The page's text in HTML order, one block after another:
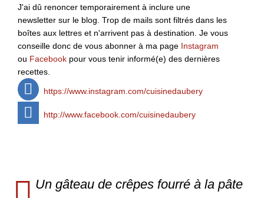
J'ai dû renoncer temporairement à inclure une
newsletter sur le blog. Trop de mails sont filtrés dans les
boîtes aux lettres et n'arrivent pas à destination. Je vous
conseille donc de vous abonner à ma page Instagram
ou Facebook pour vous tenir informé(e) des dernières
recettes.
https://www.instagram.com/cuisinedaubery
http://www.facebook.com/cuisinedaubery
Un gâteau de crêpes fourré à la pâte